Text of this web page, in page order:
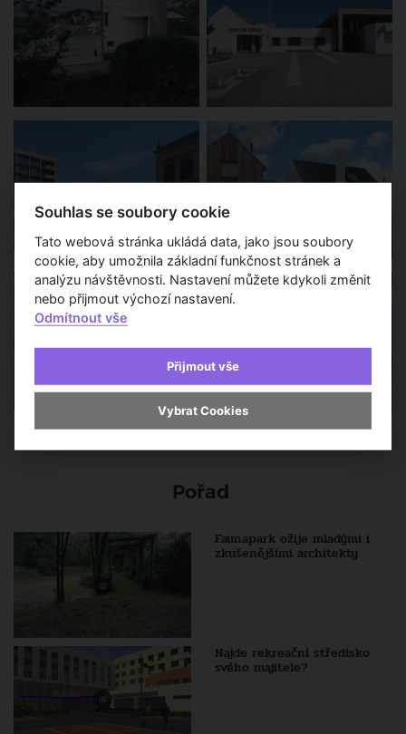
Pořad
Faunapark ožije mladými i
zkušenějšími architekty
Najde rekreační středisko
svého majitele?
Souhlas se soubory cookie
Tato webová stránka ukládá data, jako jsou soubory
cookie, aby umožnila základní funkčnost stránek a
analýzu návštěvnosti. Nastavení můžete kdykoli změnit
nebo přijmout výchozí nastavení.
Odmítnout vše
Přijmout vše
Vybrat Cookies